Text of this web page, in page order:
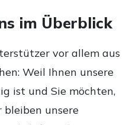
im Überblick
vor allem aus
Weil Ihnen unsere
ist und Sie möchten,
bleiben unsere